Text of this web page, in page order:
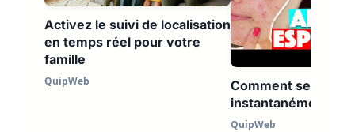
Activez le suivi de localisation
en temps réel pour votre
famille
QuipWeb
Comment se
instantanément de
QuipWeb